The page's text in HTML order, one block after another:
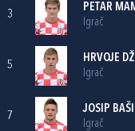
3
PETAR
Igrač
5
HRVOJE
Igrač
7
JOSIP
Igrač